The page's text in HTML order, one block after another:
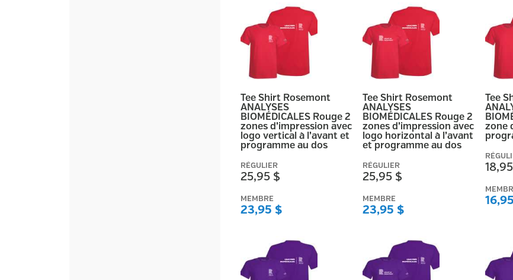
Tee Shirt Rosemont
ANALYSES
BIOMÉDICALES Rouge 2
zones d’impression avec
logo vertical à l’avant et
programme au dos
RÉGULIER
25,95 $
MEMBRE
23,95 $
Tee Shirt Rosemont
ANALYSES
BIOMÉDICALES Rouge 2
zones d’impression avec
logo horizontal à l’avant
et programme au dos
RÉGULIER
25,95 $
MEMBRE
23,95 $
Tee
zone